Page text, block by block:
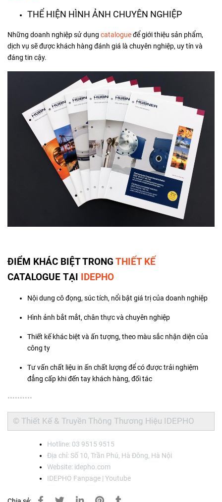
THỂ HIỆN HÌNH ẢNH CHUYÊN NGHIỆP
Những doanh nghiệp sử dụng catalogueđể giới thiệu sản phẩm,
dịch vụ sẽ được khách hàng đánh giá là chuyên nghiệp, uy tín và
đáng tin cậy.
ĐIỂM KHÁC BIỆT TRONG THIẾT KẾ
CATALOGUE TẠI IDEPHO
Nội dung cô đọng, súc tích, nổi bật giá trị của doanh nghiệp
Hình ảnh bắt mắt, chân thực và chuyên nghiệp
Thiết kế khác biệt và ấn tượng, theo màu sắc nhận diện của
công ty
Tư vấn chất liệu in ấn chất lượng để có được trải nghiệm
đẳng cấp khi đến tay khách hàng, đối tác
••••••••••
© Thiết Kế & Truyền Thông Thương Hiệu IDEPHO
Hotline: 03 9515 9515
Địa chỉ: Số 10, Trần Phú, Hà Đông, Hà Nội
Website: idepho.com
IDEPHO Fanpage | Youtube